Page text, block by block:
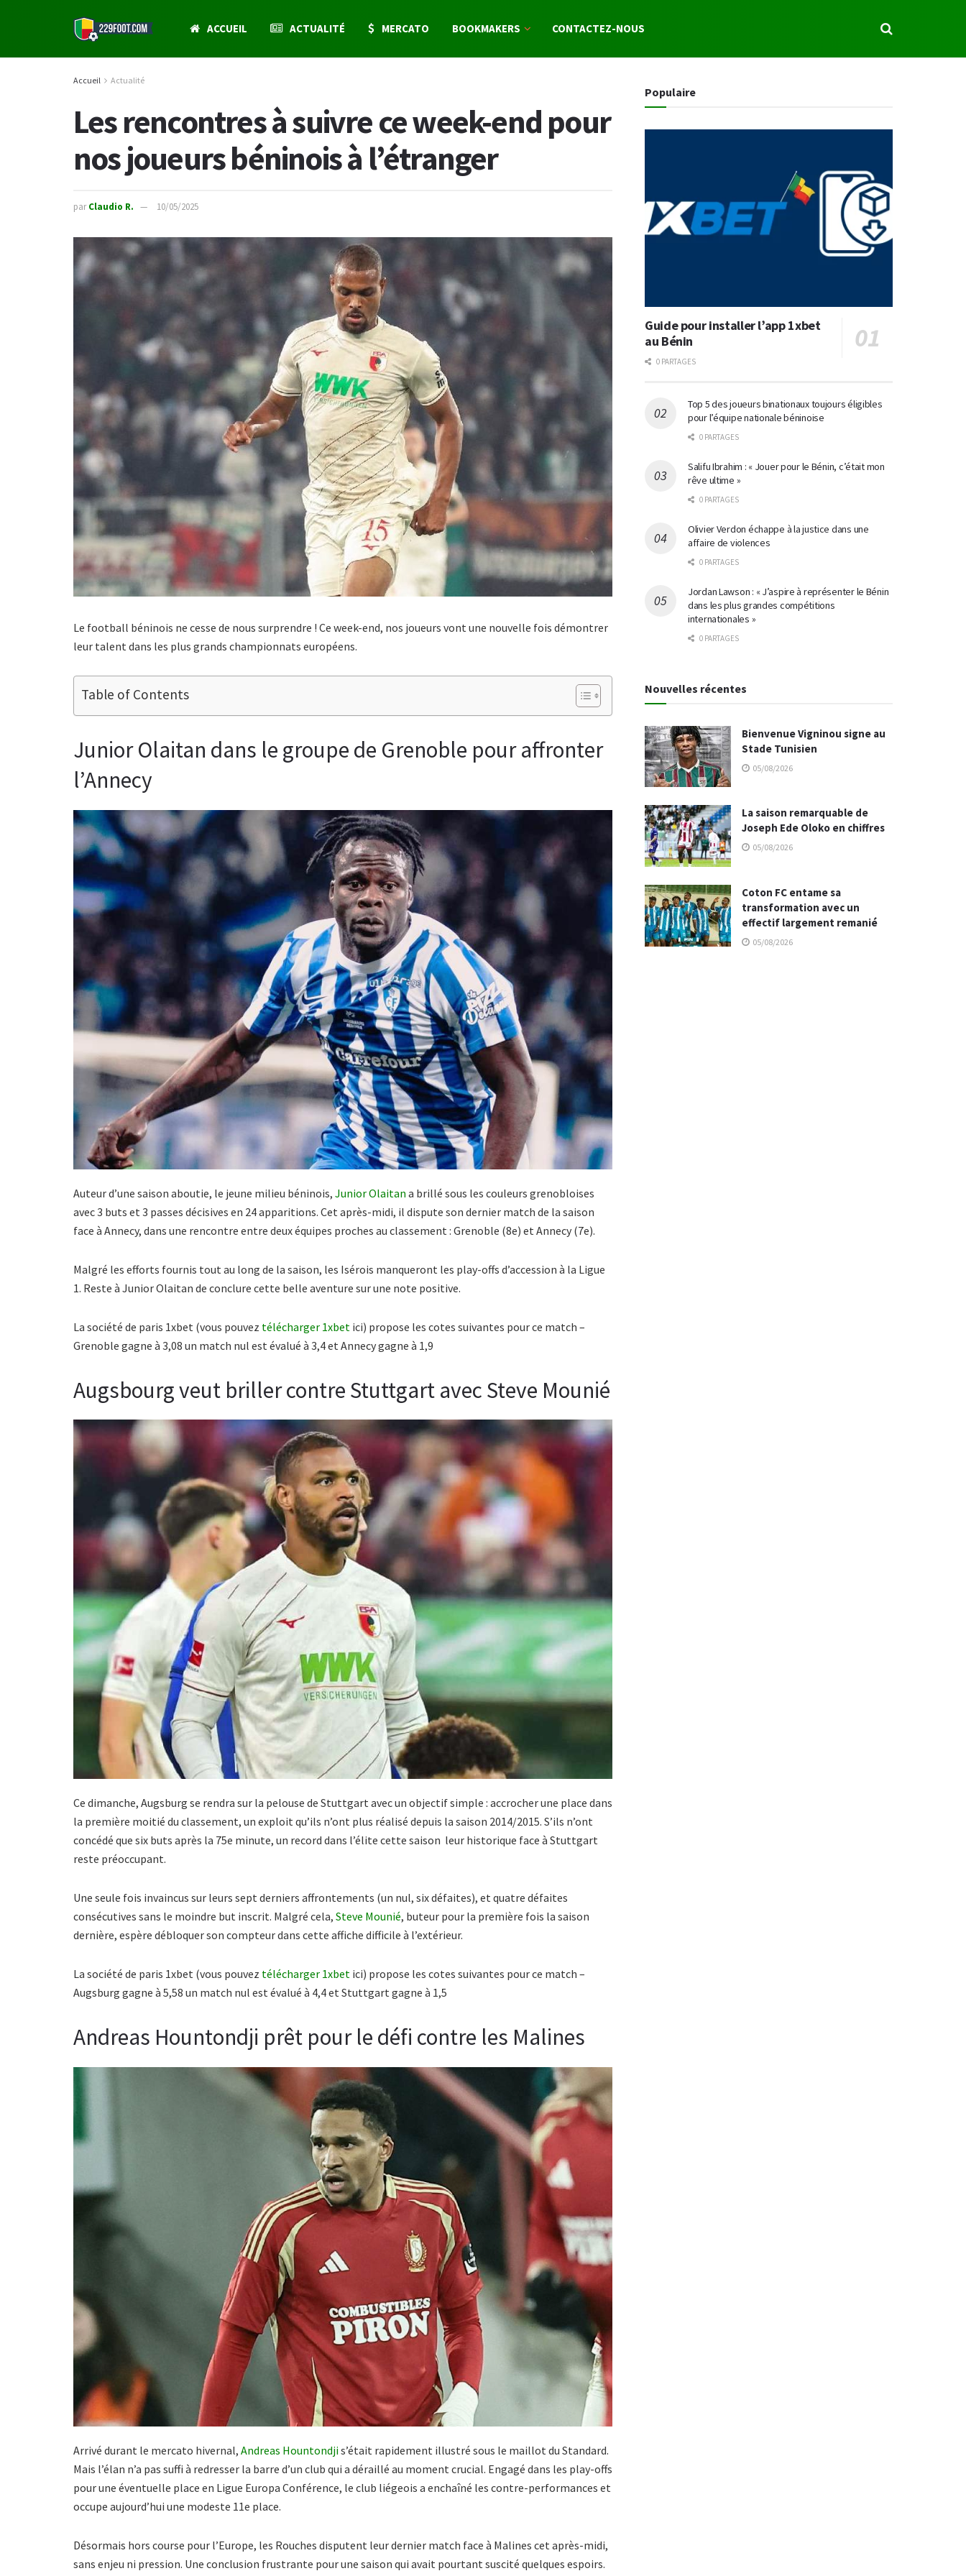
ACCUEIL ACTUALITÉ MERCATO BOOKMAKERS CONTACTEZ-NOUS
Accueil Actualité
Les rencontres à suivre ce week-end pour
nos joueurs béninois à l’étranger
par Claudio R. 10/05/2025
Le football béninois ne cesse de nous surprendre ! Ce week-end, nos joueurs vont une nouvelle fois démontrer
leur talent dans les plus grands championnats européens.
Table of Contents
Junior Olaitan dans le groupe de Grenoble pour affronter
l’Annecy
Auteur d’une saison aboutie, le jeune milieu béninois, Junior Olaitan a brillé sous les couleurs grenobloises
avec 3 buts et 3 passes décisives en 24 apparitions. Cet après-midi, il dispute son dernier match de la saison
face à Annecy, dans une rencontre entre deux équipes proches au classement : Grenoble (8e) et Annecy (7e).
Malgré les efforts fournis tout au long de la saison, les Isérois manqueront les play-offs d’accession à la Ligue
1. Reste à Junior Olaitan de conclure cette belle aventure sur une note positive.
La société de paris 1xbet (vous pouvez télécharger 1xbet ici) propose les cotes suivantes pour ce match –
Grenoble gagne à 3,08 un match nul est évalué à 3,4 et Annecy gagne à 1,9
Augsbourg veut briller contre Stuttgart avec Steve Mounié
Ce dimanche, Augsburg se rendra sur la pelouse de Stuttgart avec un objectif simple : accrocher une place dans
la première moitié du classement, un exploit qu’ils n’ont plus réalisé depuis la saison 2014/2015. S’ils n’ont
concédé que six buts après la 75e minute, un record dans l’élite cette saison leur historique face à Stuttgart
reste préoccupant.
Une seule fois invaincus sur leurs sept derniers affrontements (un nul, six défaites), et quatre défaites
consécutives sans le moindre but inscrit. Malgré cela, Steve Mounié, buteur pour la première fois la saison
dernière, espère débloquer son compteur dans cette affiche difficile à l’extérieur.
La société de paris 1xbet (vous pouvez télécharger 1xbet ici) propose les cotes suivantes pour ce match –
Augsburg gagne à 5,58 un match nul est évalué à 4,4 et Stuttgart gagne à 1,5
Andreas Hountondji prêt pour le défi contre les Malines
Arrivé durant le mercato hivernal, Andreas Hountondjis’était rapidement illustré sous le maillot du Standard.
Mais l’élan n’a pas suffi à redresser la barre d’un club qui a déraillé au moment crucial. Engagé dans les play-offs
pour une éventuelle place en Ligue Europa Conférence, le club liégeois a enchaîné les contre-performances et
occupe aujourd’hui une modeste 11e place.
Désormais hors course pour l’Europe, les Rouches disputent leur dernier match face à Malines cet après-midi,
sans enjeu ni pression. Une conclusion frustrante pour une saison qui avait pourtant suscité quelques espoirs.
Populaire
Guide pour installer l’app 1xbet
au Bénin
0 PARTAGES
Top 5 des joueurs binationaux toujours éligibles
pour l’équipe nationale béninoise
0 PARTAGES
Salifu Ibrahim : « Jouer pour le Bénin, c’était mon
rêve ultime »
0 PARTAGES
Olivier Verdon échappe à la justice dans une
affaire de violences
0 PARTAGES
Jordan Lawson : « J’aspire à représenter le Bénin
dans les plus grandes compétitions
internationales »
0 PARTAGES
Nouvelles récentes
Bienvenue Vigninou signe au
Stade Tunisien
05/08/2026
La saison remarquable de
Joseph Ede Oloko en chiffres
05/08/2026
Coton FC entame sa
transformation avec un
effectif largement remanié
05/08/2026